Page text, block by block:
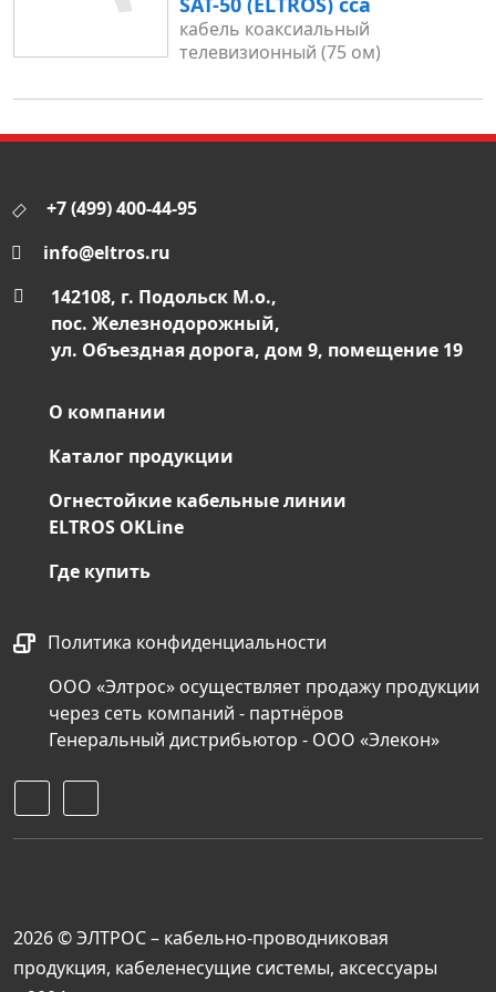
кабель коаксиальный
телевизионный (75 ом)
+7 (499) 400-44-95
info@eltros.ru
142108, г. Подольск М.о.,
пос. Железнодорожный,
ул. Объездная дорога, дом 9, помещение 19
О компании
Каталог продукции
Огнестойкие кабельные линии
ELTROS OKLine
Где купить
Политика конфиденциальности
ООО «Элтрос» осуществляет продажу продукции
через сеть компаний - партнёров
Генеральный дистрибьютор - ООО «Элекон»
2026 © ЭЛТРОС – кабельно-проводниковая
продукция, кабеленесущие системы, аксессуары